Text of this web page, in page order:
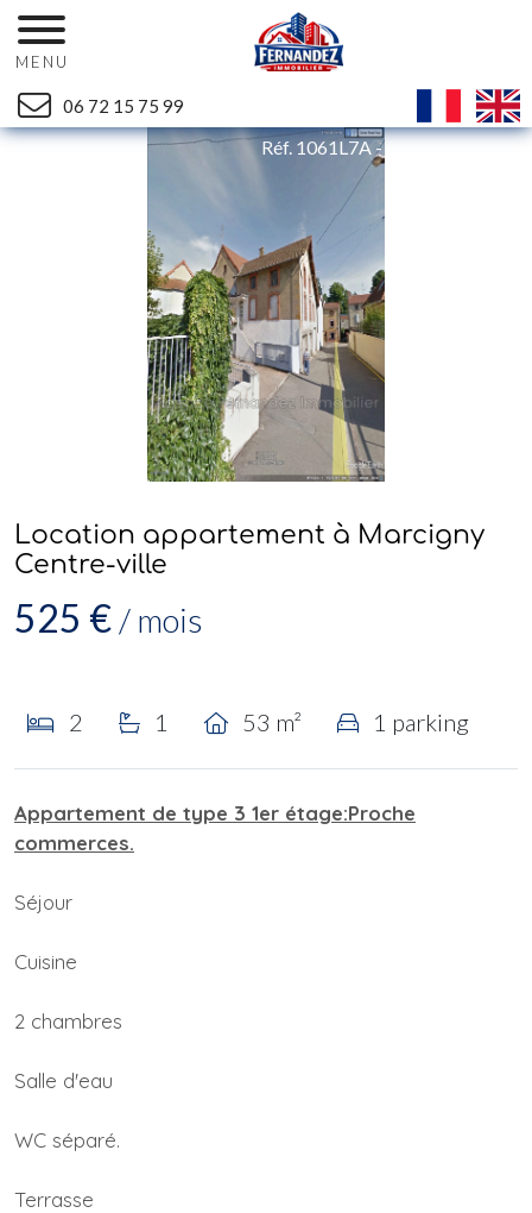
MENU
06 72 15 75 99
Retour Réf. 1061L7A - Mandat n°1956
Location appartement à Marcigny
Centre-ville
525 € / mois
2 1 53 m² 1 parking
Appartement de type 3 1er étage:Proche
commerces.
Séjour
Cuisine
2 chambres
Salle d'eau
WC séparé.
Terrasse